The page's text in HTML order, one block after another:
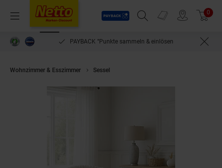
Menü
Payback
Suchfeld einblenden
Prospekte 0
PAYBACK °Punkte sammeln & einlösen
Wohnzimmer & Esszimmer Sessel